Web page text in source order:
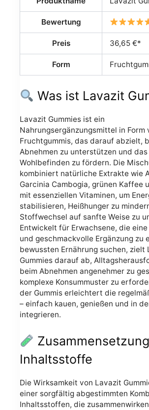
Bewertung
Preis 36,65 €*
Form
Was ist Lavazit
Lavazit Gummies ist ein
Nahrungsergänzungsmittel in Form
Fruchtgummis, das darauf abzielt,
Abnehmen zu unterstützen und
Wohlbefinden zu fördern. Die
kombiniert natürliche Extrakte wie
Garcinia Cambogia, grünen Kaffee
mit essenziellen Vitaminen, um
stabilisieren, Heißhunger zu
Stoffwechsel auf sanfte Weise zu
Entwickelt für Erwachsene, die
und geschmackvolle Ergänzung zu
bewussten Ernährung suchen, zielt
Gummies darauf ab,
beim Abnehmen angenehmer zu
komplexe Konsummuster zu
der Gummis erleichtert die
– einfach kauen, genießen und in
integrieren.
Inhaltsstoffe
Die Wirksamkeit von Lavazit
einer sorgfältig abgestimmten
Inhaltsstoffen, die